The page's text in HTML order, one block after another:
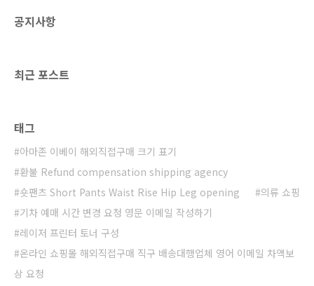
공지사항
최근 포스트
태그
아마존 이베이 해외직접구매 크기 표기
환불 Refund compensation shipping agency
숏팬츠 Short Pants Waist Rise Hip Leg opening
의류 쇼핑
기차 예매 시간 변경 요청 영문 이메일 작성하기
레이저 프린터 토너 구성
온라인 쇼핑몰 해외직접구매 직구 배송대행업체 영어 이메일 차액보
상 요청